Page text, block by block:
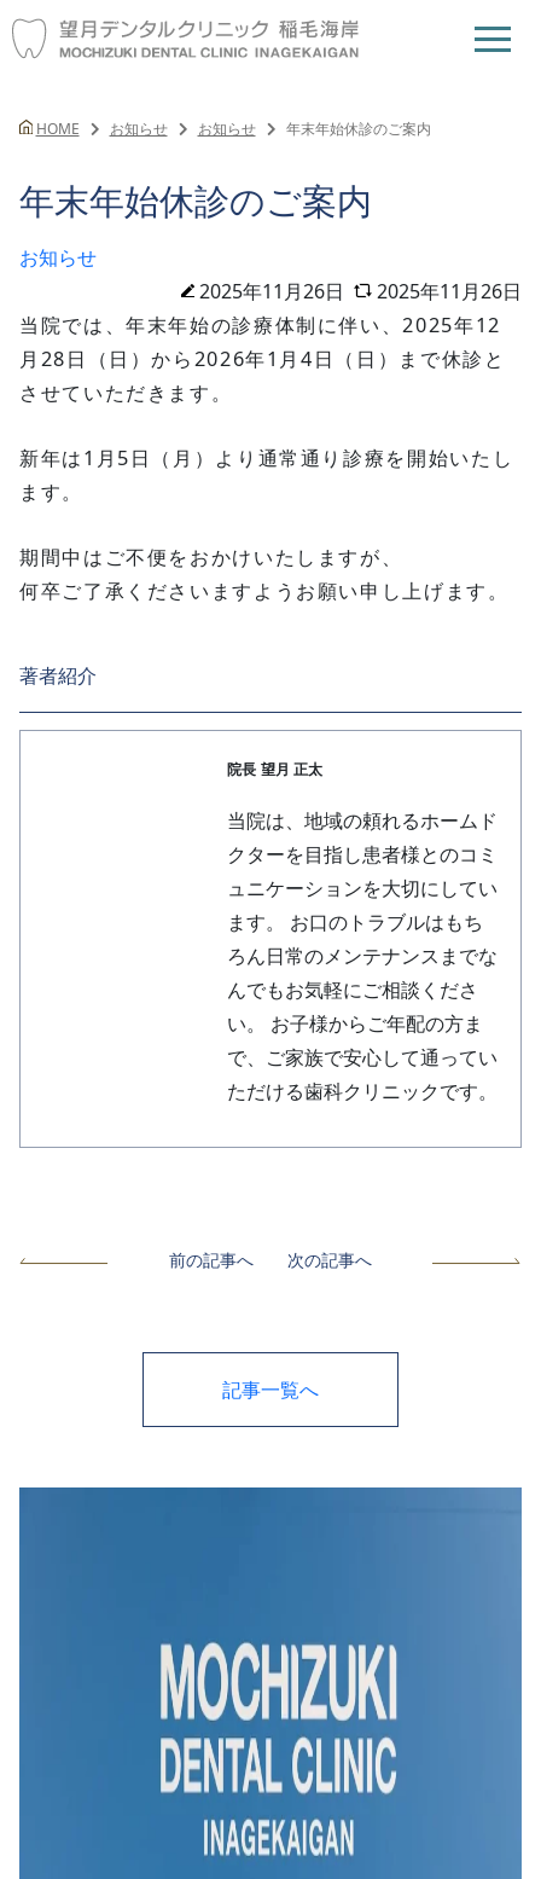
HOME お知らせ お知らせ 年末年始休診のご案内
年末年始休診のご案内
お知らせ
2025年11月26日
2025年11月26日
当院では、年末年始の診療体制に伴い、2025年12
月28日（日）から2026年1月4日（日）まで休診と
させていただきます。
新年は1月5日（月）より通常通り診療を開始いたし
ます。
期間中はご不便をおかけいたしますが、
何卒ご了承くださいますようお願い申し上げます。
著者紹介
院長 望月 正太
当院は、地域の頼れるホームド
クターを目指し患者様とのコミ
ュニケーションを大切にしてい
ます。 お口のトラブルはもち
ろん日常のメンテナンスまでな
んでもお気軽にご相談くださ
い。 お子様からご年配の方ま
で、ご家族で安心して通ってい
ただける歯科クリニックです。
前の記事へ 次の記事へ
記事一覧へ